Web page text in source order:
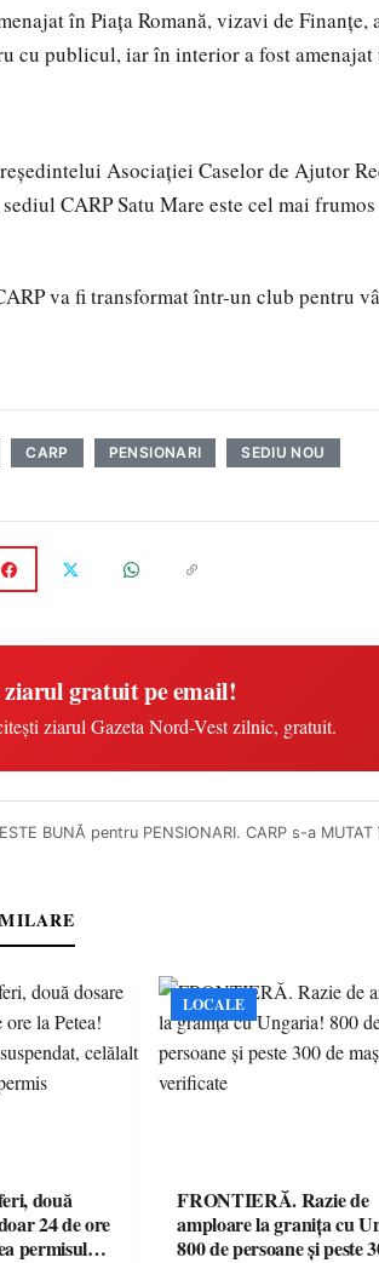
în Piaţa Romană, vizavi de Finanţe,
cu publicul, iar în interior a fost
Asociaţiei Caselor de Ajutor
CARP Satu Mare este cel mai
va fi transformat într-un club pentru
CARP PENSIONARI SEDIU NOU
gratuit pe email!
ziarul Gazeta Nord-Vest zilnic, gratuit.
BUNĂ pentru PENSIONARI. CARP s-a MUTAT
două
24 de ore
permisul
LOCALE
FRONTIERĂ. Razie de
amploare la granița cu
800 de persoane și peste